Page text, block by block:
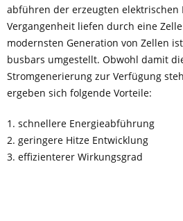
abführen der erzeugten elektrischen
Vergangenheit liefen durch eine
modernsten Generation von Zellen
busbars umgestellt. Obwohl damit
Stromgenerierung zur Verfügung
ergeben sich folgende Vorteile:
1. schnellere Energieabführung
2. geringere Hitze Entwicklung
3. effizienterer Wirkungsgrad